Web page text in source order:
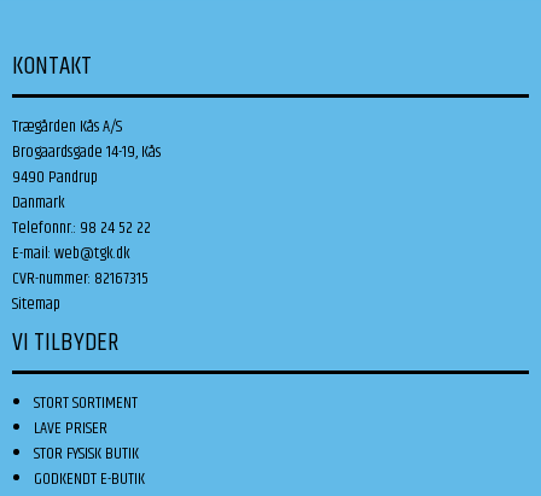
KONTAKT
Trægården Kås A/S
Brogaardsgade 14-19, Kås
9490 Pandrup
Danmark
Telefonnr.: 98 24 52 22
E-mail:web@tgk.dk
CVR-nummer: 82167315
Sitemap
VI TILBYDER
STORT SORTIMENT
LAVE PRISER
STOR FYSISK BUTIK
GODKENDT E-BUTIK